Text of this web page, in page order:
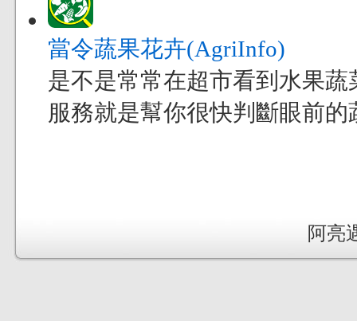
當令蔬果花卉(AgriInfo)
是不是常常在超市看到水果
服務就是幫你很快判斷眼前
阿亮